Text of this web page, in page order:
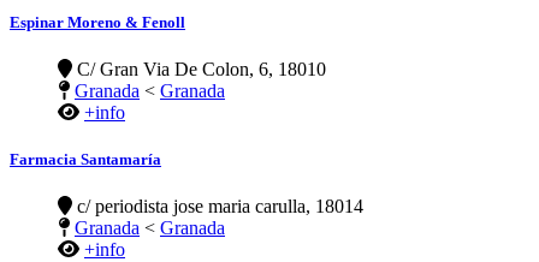
Espinar Moreno & Fenoll
C/ Gran Via De Colon, 6, 18010
Granada < Granada
+info
Farmacia Santamaría
c/ periodista jose maria carulla, 18014
Granada < Granada
+info